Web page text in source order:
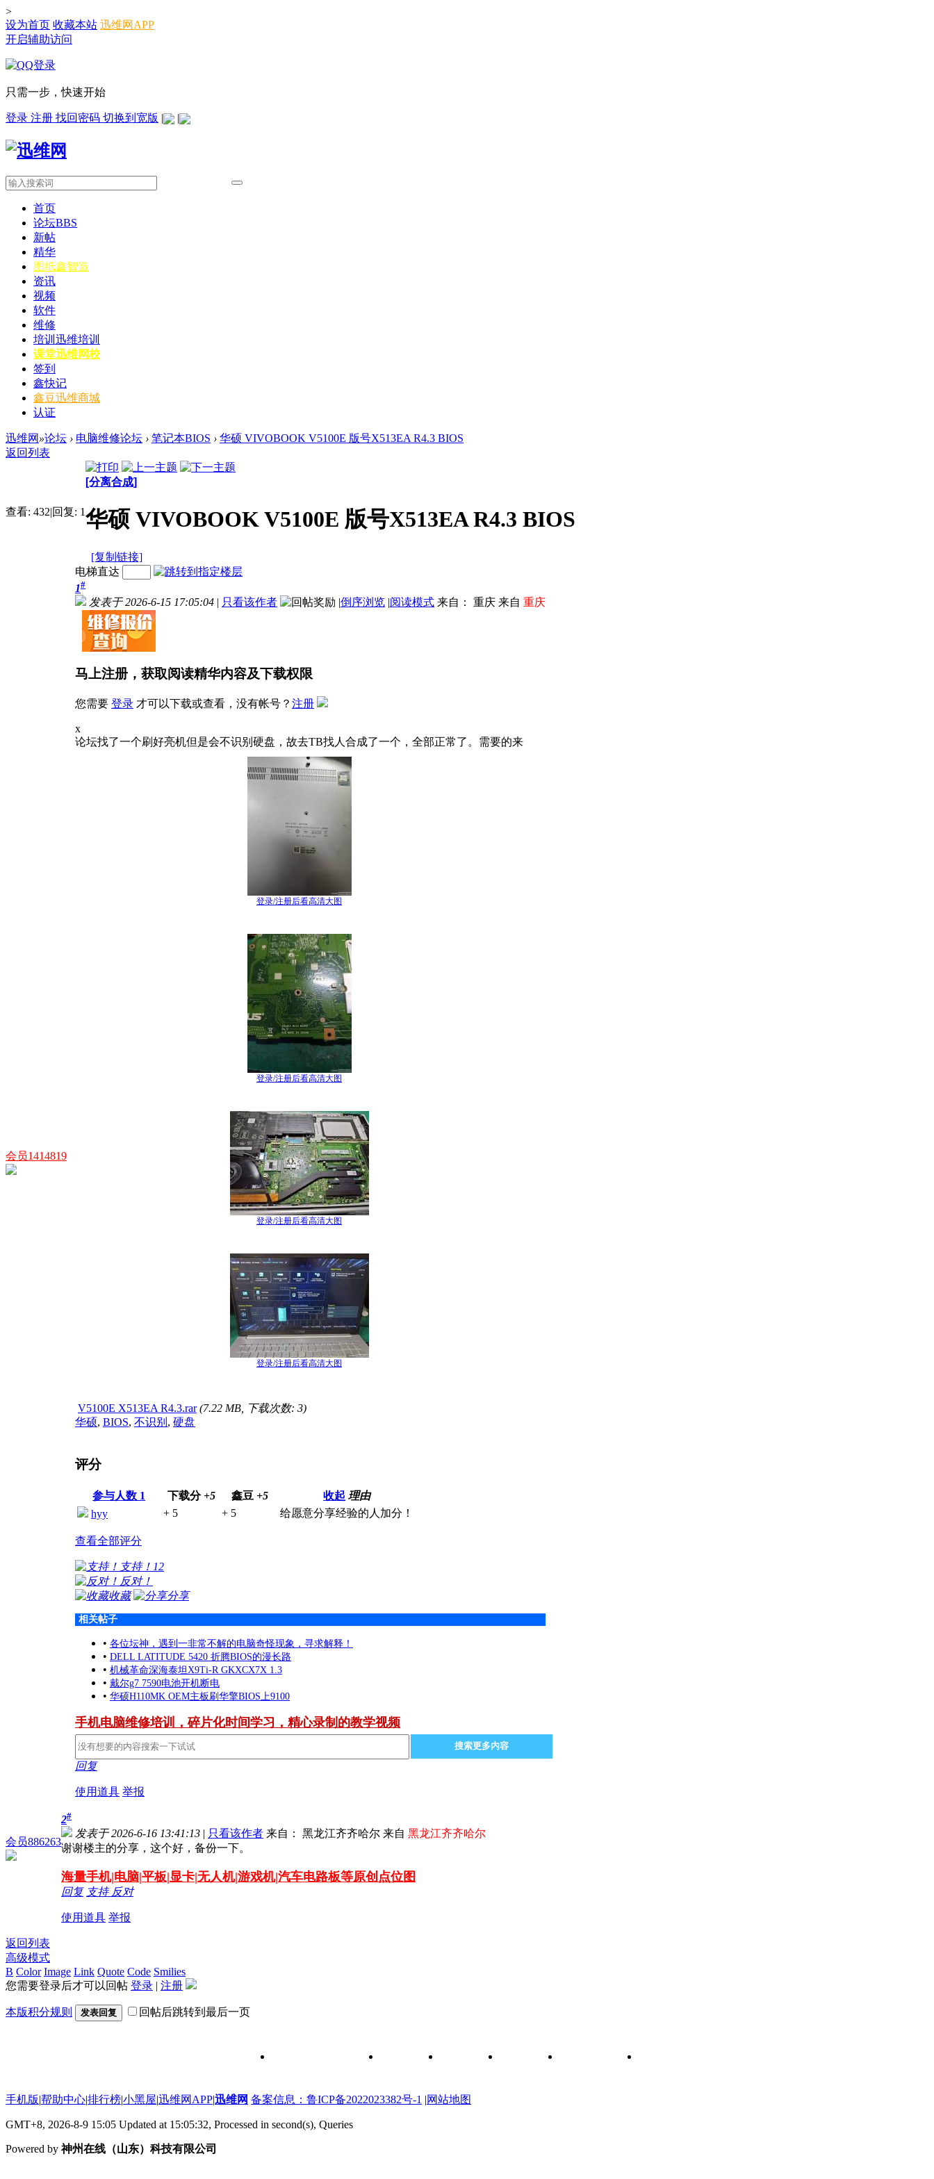
>
设为首页 收藏本站 迅维网APP
开启辅助访问
只需一步，快速开始
登录 注册 找回密码 切换到宽版 | |
首页
论坛BBS
新帖
精华
图纸鑫智造
资讯
视频
软件
维修
培训 迅维培训
课堂迅维网校
签到
鑫快记
鑫豆迅维商城
认证
迅维网 »论坛 › 电脑维修论坛 › 笔记本BIOS › 华硕 VIVOBOOK V5100E 版号X513EA R4.3 BIOS
返回列表
查看: 432|回复: 1
[分离合成]
华硕 VIVOBOOK V5100E 版号X513EA R4.3 BIOS
[复制链接]
会员1414819
电梯直达
1#
发表于 2026-6-15 17:05:04 | 只看该作者 |倒序浏览 |阅读模式 来自： 重庆 来自 重庆
马上注册，获取阅读精华内容及下载权限
您需要 登录 才可以下载或查看，没有帐号？ 注册
x
论坛找了一个刷好亮机但是会不识别硬盘，故去TB找人合成了一个，全部正常了。需要的来
登录/注册后看高清大图
登录/注册后看高清大图
登录/注册后看高清大图
登录/注册后看高清大图
V5100E X513EA R4.3.rar (7.22 MB, 下载次数: 3)
华硕, BIOS, 不识别 , 硬盘
评分
参与人数 1 下载分 +5 鑫豆 +5 收起 理由
hyy
+ 5 + 5 给愿意分享经验的人加分！
查看全部评分
支持！ 12
反对！
收藏
分享
相关帖子
• 各位坛神，遇到一非常不解的电脑奇怪现象，寻求解释！
• DELL LATITUDE 5420 折腾BIOS的漫长路
• 机械革命深海泰坦X9Ti-R GKXCX7X 1.3
• 戴尔g7 7590电池开机断电
• 华硕H110MK OEM主板刷华擎BIOS上9100
手机电脑维修培训，碎片化时间学习，精心录制的教学视频
搜索更多内容
回复
使用道具 举报
会员886263
2#
发表于 2026-6-16 13:41:13 | 只看该作者 来自： 黑龙江齐齐哈尔 来自 黑龙江齐齐哈尔
谢谢楼主的分享，这个好，备份一下。
海量手机|电脑|平板|显卡|无人机|游戏机|汽车电路板等原创点位图
回复 支持 反对
使用道具 举报
返回列表
高级模式
B Color Image Link Quote Code Smilies
您需要登录后才可以回帖 登录 | 注册
本版积分规则 发表回复 回帖后跳转到最后一页
手机版|帮助中心|排行榜|小黑屋|迅维网APP|迅维网 备案信息：鲁ICP备2022023382号-1 |网站地图
GMT+8, 2026-8-9 15:05 Updated at 15:05:32, Processed in second(s), Queries
Powered by神州在线（山东）科技有限公司